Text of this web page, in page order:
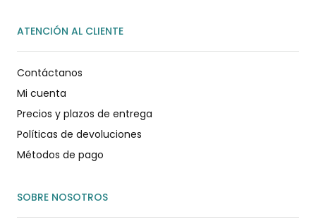
ATENCIÓN AL CLIENTE
Contáctanos
Mi cuenta
Precios y plazos de entrega
Políticas de devoluciones
Métodos de pago
SOBRE NOSOTROS